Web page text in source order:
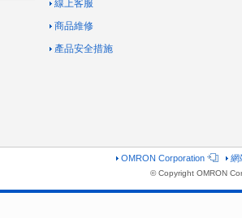
線上客服
商品維修
產品安全措施
OMRON Corporation 網
© Copyright OMRON